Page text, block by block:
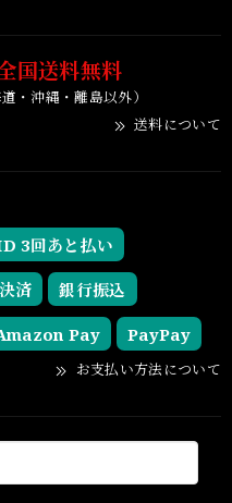
国送料無料
・沖縄・離島以外）
送料について
3回あと払い
済 銀行振込
Pay PayPay
お支払い方法について